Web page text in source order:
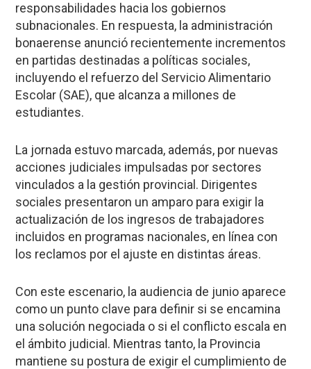
responsabilidades hacia los gobiernos
subnacionales. En respuesta, la administración
bonaerense anunció recientemente incrementos
en partidas destinadas a políticas sociales,
incluyendo el refuerzo del Servicio Alimentario
Escolar (SAE), que alcanza a millones de
estudiantes.
La jornada estuvo marcada, además, por nuevas
acciones judiciales impulsadas por sectores
vinculados a la gestión provincial. Dirigentes
sociales presentaron un amparo para exigir la
actualización de los ingresos de trabajadores
incluidos en programas nacionales, en línea con
los reclamos por el ajuste en distintas áreas.
Con este escenario, la audiencia de junio aparece
como un punto clave para definir si se encamina
una solución negociada o si el conflicto escala en
el ámbito judicial. Mientras tanto, la Provincia
mantiene su postura de exigir el cumplimiento de